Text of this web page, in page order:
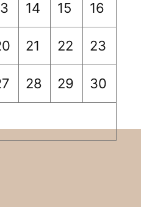
14 15 16
21 22 23
28 29 30